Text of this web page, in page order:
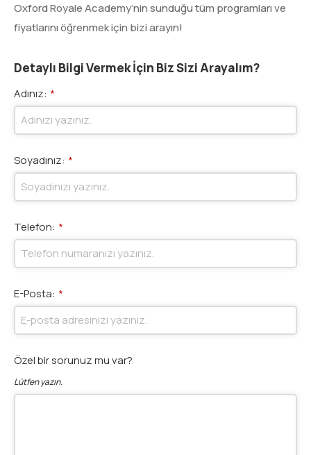
Oxford Royale Academy’nin sunduğu tüm programları ve
fiyatlarını öğrenmek için bizi arayın!
Detaylı Bilgi Vermek İçin Biz Sizi Arayalım?
Adınız: *
Soyadınız: *
Telefon: *
E-Posta: *
Özel bir sorunuz mu var?
Lütfen yazın.